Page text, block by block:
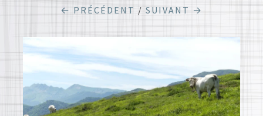
← PRÉCÉDENT / SUIVANT →